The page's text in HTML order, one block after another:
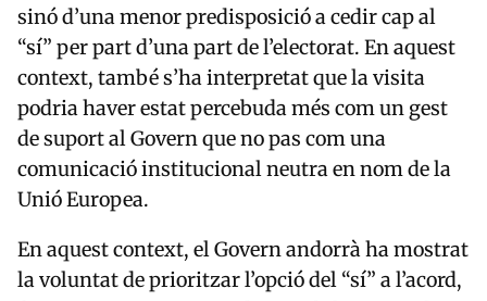
sinó d’una menor predisposició a cedir cap al
“sí” per part d’una part de l’electorat. En aquest
context, també s’ha interpretat que la visita
podria haver estat percebuda més com un gest
de suport al Govern que no pas com una
comunicació institucional neutra en nom de la
Unió Europea.
En aquest context, el Govern andorrà ha mostrat
la voluntat de prioritzar l’opció del “sí” a l’acord,